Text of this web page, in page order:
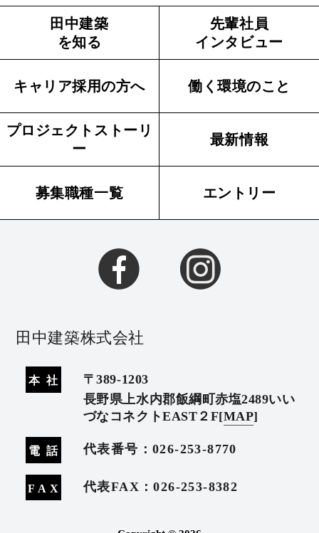
田中建築
を知る
先輩社員
インタビュー
キャリア採用の方へ 働く環境のこと
プロジェクトストーリ
ー
最新情報
募集職種一覧 エントリー
田中建築株式会社
本社
〒389-1203
長野県上水内郡飯綱町赤塩2489いい
づなコネクトEAST２F[MAP]
電話 代表番号： 026-253-8770
FA X 代表FAX：026-253-8382